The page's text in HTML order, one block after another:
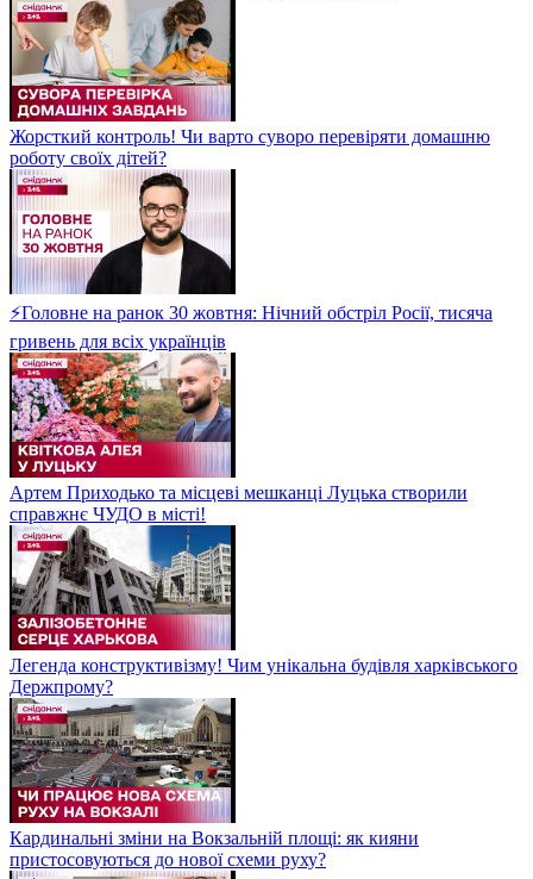
Жорсткий контроль! Чи варто суворо перевіряти домашню
роботу своїх дітей?
⚡Головне на ранок 30 жовтня: Нічний обстріл Росії, тисяча
гривень для всіх українців
Артем Приходько та місцеві мешканці Луцька створили
справжнє ЧУДО в місті!
Легенда конструктивізму! Чим унікальна будівля харківського
Держпрому?
Кардинальні зміни на Вокзальній площі: як кияни
пристосовуються до нової схеми руху?